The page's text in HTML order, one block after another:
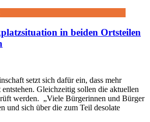
in beiden Ortsteilen
setzt sich dafür ein, dass mehr
Gleichzeitig sollen die aktuellen
werden. „Viele Bürgerinnen und Bürger
und sich über die zum Teil desolate